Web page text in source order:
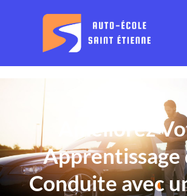
Améliorez
Apprentissage
Conduite avec